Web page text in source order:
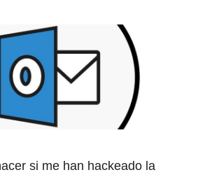
si me han hackeado la